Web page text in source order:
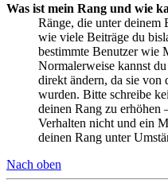
Was ist mein Rang und wie
Ränge, die unter deinem
wie viele Beiträge du
bestimmte Benutzer wie
Normalerweise kannst
direkt ändern, da sie
wurden. Bitte schreibe
deinen Rang zu erhöhen
Verhalten nicht und ein
deinen Rang unter
Nach oben